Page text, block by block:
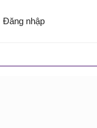
Đăng nhập